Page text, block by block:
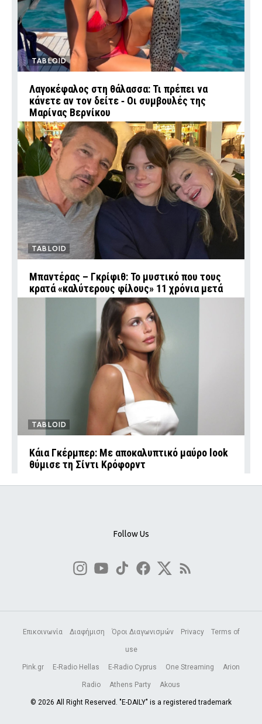
TABLOID
Λαγοκέφαλος στη θάλασσα: Τι πρέπει να
κάνετε αν τον δείτε ‑ Οι συμβουλές της
Μαρίνας Βερνίκου
TABLOID
Μπαντέρας – Γκρίφιθ: Το μυστικό που τους
κρατά «καλύτερους φίλους» 11 χρόνια μετά
TABLOID
Κάια Γκέρμπερ: Με αποκαλυπτικό μαύρο look
θύμισε τη Σίντι Κρόφορντ
Follow Us
Επικοινωνία Διαφήμιση Όροι Διαγωνισμών Privacy Terms of
use
Pink.gr E-Radio Hellas E-Radio Cyprus One Streaming Arion
Radio Athens Party Akous
© 2026 All Right Reserved. "E-DAILY" is a registered trademark